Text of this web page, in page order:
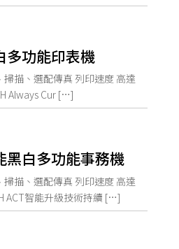
多功能印表機
描、選配傳真 列印速度 高達
Always Cur […]
黑白多功能事務機
描、選配傳真 列印速度 高達
ACT智能升級技術持續 […]